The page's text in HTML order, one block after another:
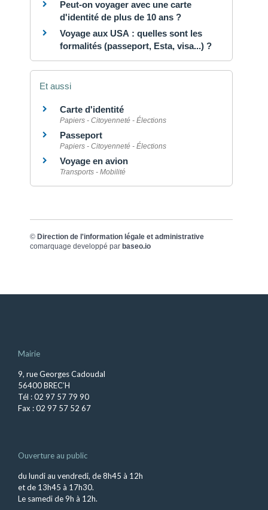
Peut-on voyager avec une carte
d'identité de plus de 10 ans ?
Voyage aux USA : quelles sont les
formalités (passeport, Esta, visa...) ?
Et aussi
Carte d'identité
Papiers - Citoyenneté - Élections
Passeport
Papiers - Citoyenneté - Élections
Voyage en avion
Transports - Mobilité
© Direction de l'information légale et administrative
comarquage developpé par baseo.io
Mairie
9, rue Georges Cadoudal
56400 BREC’H
Tél : 02 97 57 79 90
Fax : 02 97 57 52 67
Ouverture au public
du lundi au vendredi, de 8h45 à 12h
et de 13h45 à 17h30.
Le samedi de 9h à 12h.